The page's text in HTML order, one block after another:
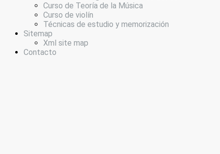
Curso de Teoría de la Música
Curso de violín
Técnicas de estudio y memorización
Sitemap
Xml site map
Contacto